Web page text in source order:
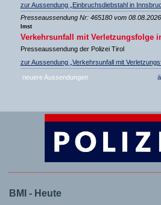
zur Aussendung „Einbruchsdiebstahl in
Presseaussendung Nr: 465180 vom
Imst
Verkehrsunfall mit Verletzungsfolge
Presseaussendung der Polizei Tirol
zur Aussendung „Verkehrsunfall mit
neuere Aussendungen
BMI - Heute